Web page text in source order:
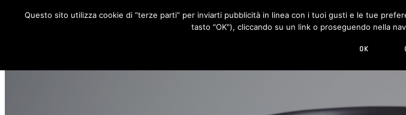
RUBRICHE DESIGN LIVING
Questo sito utilizza cookie di “terze parti” per inviarti pubblicità in linea con i tuoi gusti e le tue
tasto "OK"), cliccando su un link o proseguendo nella
OK